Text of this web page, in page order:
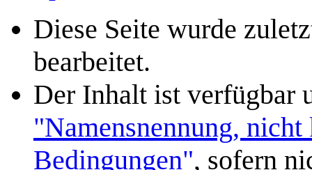
Diese Seite wurde
bearbeitet.
Der Inhalt ist verfügbar
"Namensnennung,
Bedingungen", sofern